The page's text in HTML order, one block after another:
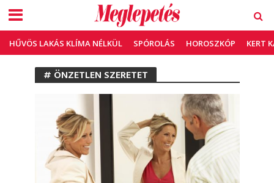
HŰVÖS LAKÁS KLÍMA NÉLKÜL SPÓROLÁS HOROSZKÓP KERT
# ÖNZETLEN SZERETET